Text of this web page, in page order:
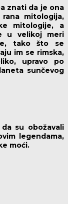
znati da je ona
mitologija,
mitologije, a
u velikoj meri
tako što se
im se rimska,
upravo po
sunčevog
su obožavali
legendama,
moći.